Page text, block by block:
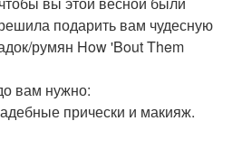
подарить вам чудесную
румян How 'Bout Them
вам нужно:
прически и макияж.